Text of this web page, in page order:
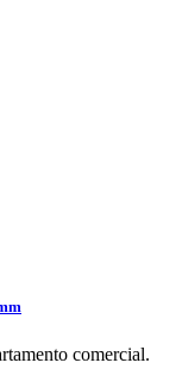
comercial.